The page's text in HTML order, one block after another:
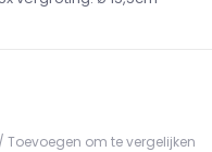
/ Toevoegen om te vergelijken